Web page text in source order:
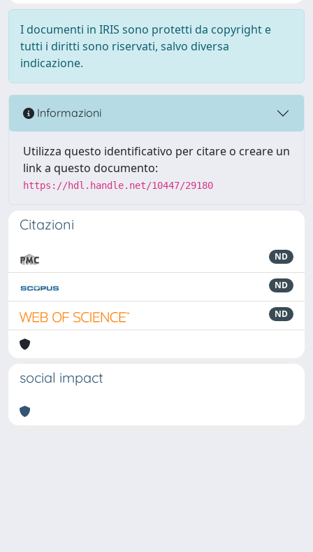
I documenti in IRIS sono protetti da copyright e
tutti i diritti sono riservati, salvo diversa
indicazione.
Informazioni
Utilizza questo identificativo per citare o creare un
link a questo documento:
https://hdl.handle.net/10447/29180
Citazioni
ND
ND
ND
social impact